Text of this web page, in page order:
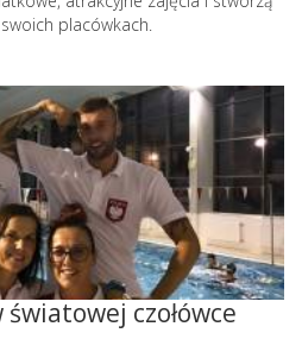
placówkach.
światowej czołówce